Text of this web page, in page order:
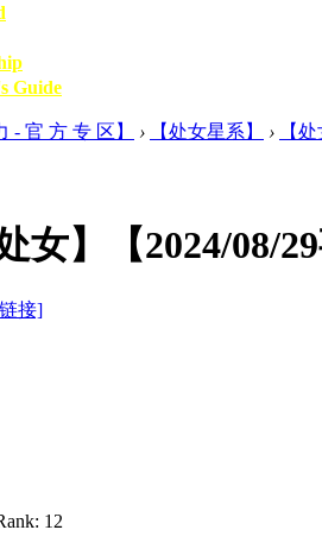
Guide
- 官 方 专 区】 › 【处女星系】 ›
【
处女】【2024/08/
接]